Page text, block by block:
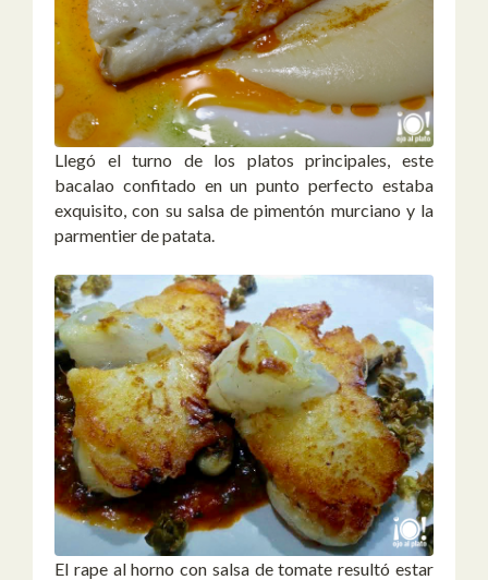
Llegó el turno de los platos principales, este
bacalao confitado en un punto perfecto estaba
exquisito, con su salsa de pimentón murciano y la
parmentier de patata.
El rape al horno con salsa de tomate resultó estar